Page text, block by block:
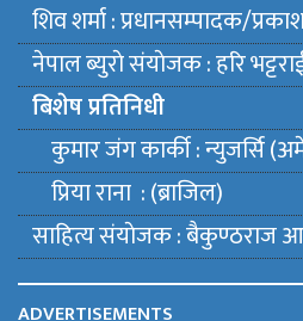
शिव शर्मा : प्रधानसम्पादक/
नेपाल ब्युराे संयाेजक : हरि
बिशेष प्रतिनिधी
कुमार जंग कार्की : न्युजर्सि
प्रिया राना : (ब्राजिल)
साहित्य संयाेजक : बैकुण्ठराज